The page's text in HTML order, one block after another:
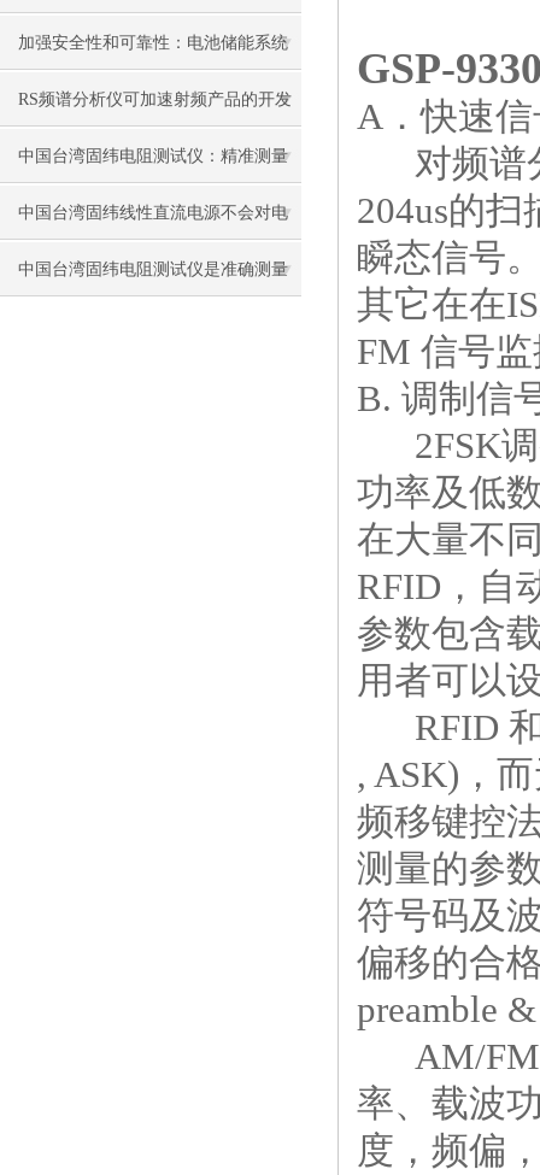
靠的功率输出
加强安全性和可靠性：电池储能系统
的实际测试方法和高效解决方案
RS频谱分析仪可加速射频产品的开发
和测试
中国台湾固纬电阻测试仪：精准测量
的保障者
中国台湾固纬线性直流电源不会对电
网和其他设备造成干扰
中国台湾固纬电阻测试仪是准确测量
GSP-
A．快速
对频谱
204us的
瞬态信号
其它在在
FM 信号
B. 调制信
2FSK调
功率及低
在大量不
RFID，自
参数包含
用者可以
RFID 和
, ASK)，
频移键控
测量的参
符号码及
偏移的合
preamble
AM/FM
率、载波
度，频偏